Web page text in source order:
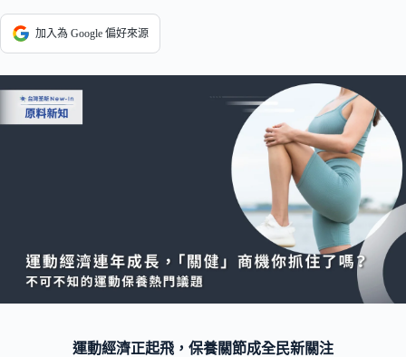
加入為 Google 偏好來源
運動經濟正起飛，保養關節成全民新關注